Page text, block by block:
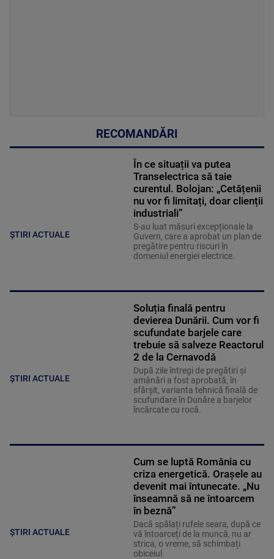
RECOMANDĂRI
ȘTIRI ACTUALE
În ce situații va putea
Transelectrica să taie
curentul. Bolojan: „Cetățenii
nu vor fi limitați, doar clienții
industriali”
S-au luat măsuri excepționale la
Guvern, care a aprobat un plan de
pregătire pentru riscuri în
domeniul energiei electrice.
ȘTIRI ACTUALE
Soluția finală pentru
devierea Dunării. Cum vor fi
scufundate barjele care
trebuie să salveze Reactorul
2 de la Cernavodă
După zile întregi de pregătiri și
amânări a fost aprobată, în
sfârșit, varianta tehnică finală de
scufundare în Dunăre a barjelor
încărcate cu rocă.
ȘTIRI ACTUALE
Cum se luptă România cu
criza energetică. Orașele au
devenit mai întunecate. „Nu
înseamnă să ne întoarcem
în beznă”
Dacă spălați rufele seara, după ce
vă întoarceți de la muncă, nu ar
strica, o vreme, să schimbați
obiceiul.